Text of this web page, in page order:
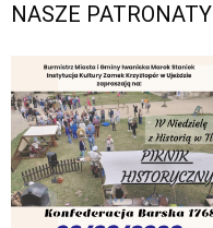
NASZE PATRONATY